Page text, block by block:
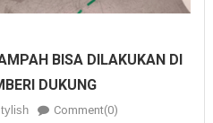
BISA DILAKUKAN DI
DUKUNG
Comment(0)